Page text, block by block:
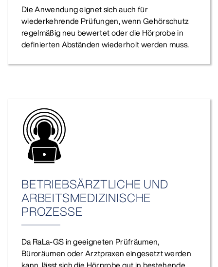
Die Anwendung eignet sich auch für
wiederkehrende Prüfungen, wenn Gehörschutz
regelmäßig neu bewertet oder die Hörprobe in
definierten Abständen wiederholt werden muss.
BETRIEBSÄRZTLICHE UND
ARBEITSMEDIZINISCHE
PROZESSE
Da RaLa-GS in geeigneten Prüfräumen,
Büroräumen oder Arztpraxen eingesetzt werden